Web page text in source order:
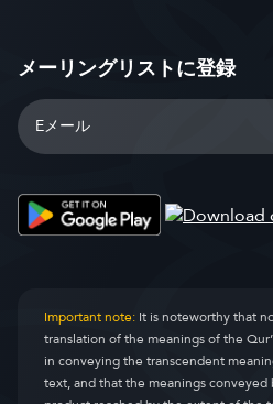
メーリングリストに登録
Important note:It is noteworthy that
translation of the meanings of the
in conveying the transcendent
text, and that the meanings